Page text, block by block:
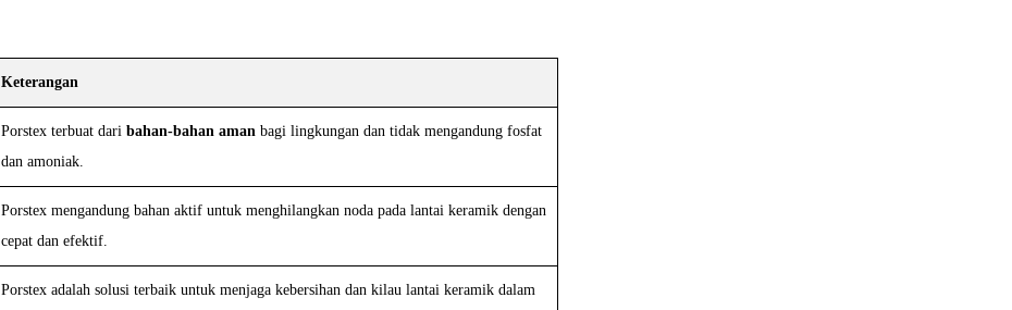
Keterangan
Porstex terbuat dari bahan-bahan aman bagi lingkungan dan tidak mengandung fosfat
dan amoniak.
Porstex mengandung bahan aktif untuk menghilangkan noda pada lantai keramik dengan
cepat dan efektif.
Porstex adalah solusi terbaik untuk menjaga kebersihan dan kilau lantai keramik dalam